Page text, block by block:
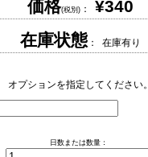
価格(税別)： ¥340
在庫状態： 在庫有り
オプションを指定してください。
日数または数量：